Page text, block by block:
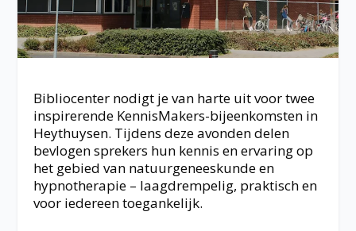
Bibliocenter nodigt je van harte uit voor twee
inspirerende KennisMakers-bijeenkomsten in
Heythuysen. Tijdens deze avonden delen
bevlogen sprekers hun kennis en ervaring op
het gebied van natuurgeneeskunde en
hypnotherapie – laagdrempelig, praktisch en
voor iedereen toegankelijk.